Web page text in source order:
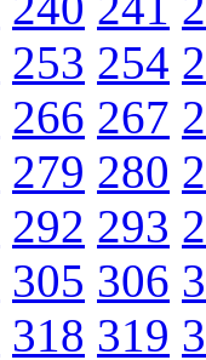
253 254
266 267
279 280
292 293
305 306
318 319